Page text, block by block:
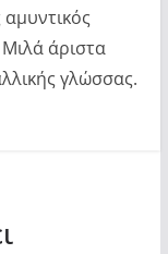
αμυντικός
άριστα
γλώσσας.